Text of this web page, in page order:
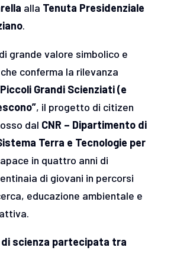
alla Tenuta Presidenziale
.
grande valore simbolico e
conferma la rilevanza
Grandi Scienziati (e
, il progetto di citizen
dal CNR – Dipartimento di
Terra e Tecnologie per
in quattro anni di
di giovani in percorsi
educazione ambientale e
scienza partecipata tra